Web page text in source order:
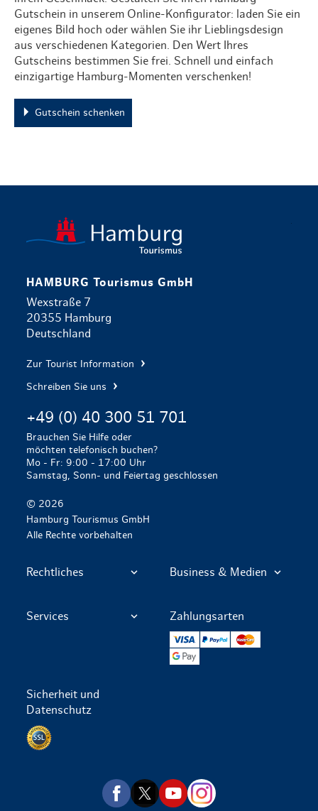
Gutschein in unserem Online-Konfigurator: laden Sie ein
eigenes Bild hoch oder wählen Sie ihr Lieblingsdesign
aus verschiedenen Kategorien. Den Wert Ihres
Gutscheins bestimmen Sie frei. Schnell und einfach
einzigartige Hamburg-Momenten verschenken!
Gutschein schenken
HAMBURG Tourismus GmbH
Wexstraße 7
20355 Hamburg
Deutschland
Zur Tourist Information
Schreiben Sie uns
+49 (0) 40 300 51 701
Brauchen Sie Hilfe oder
möchten telefonisch buchen?
Mo - Fr: 9:00 - 17:00 Uhr
Samstag, Sonn- und Feiertag geschlossen
© 2026
Hamburg Tourismus GmbH
Alle Rechte vorbehalten
Rechtliches Business & Medien
Services Zahlungsarten
VISA PayPal
Sicherheit und
Datenschutz